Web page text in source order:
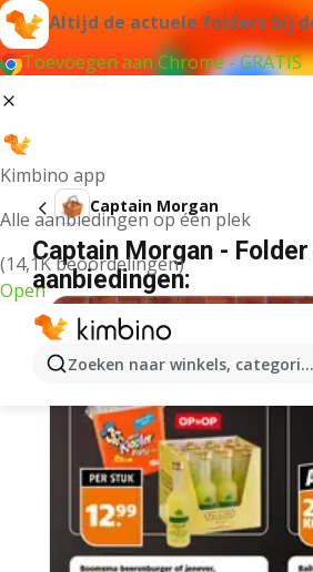
Altijd de actuele folders bij
Toevoegen aan Chrome - GRATIS
Kimbino app
Alle aanbiedingen op één plek
(14,1K beoordelingen)
Open
Zoeken naar winkels,
Captain Morgan
Captain Morgan -
aanbiedingen: